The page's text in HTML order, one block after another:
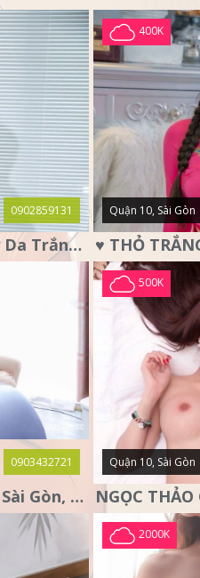
0902859131
Ái Vy Em Gái Miền Tây Da Trắng, Ngực To Chiều Như Người Yêu
400K
Quận 10, Sài Gòn
0903432721
LUNA gái gọi Quận 10 Sài Gòn, nàng thơ tình cảm
500K
Quận 10, Sài Gòn
2000K